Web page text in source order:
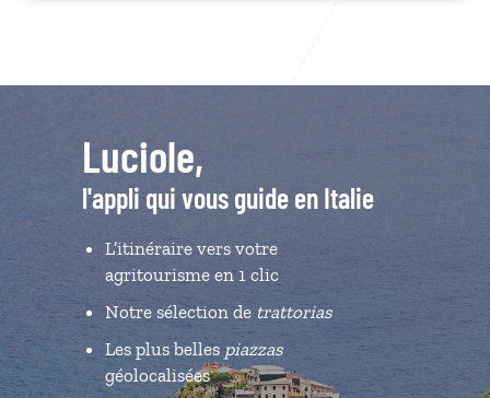
Luciole,
l'appli qui vous guide en Italie
L’itinéraire vers votre
agritourisme en 1 clic
Notre sélection de trattorias
Les plus belles piazzas
géolocalisées